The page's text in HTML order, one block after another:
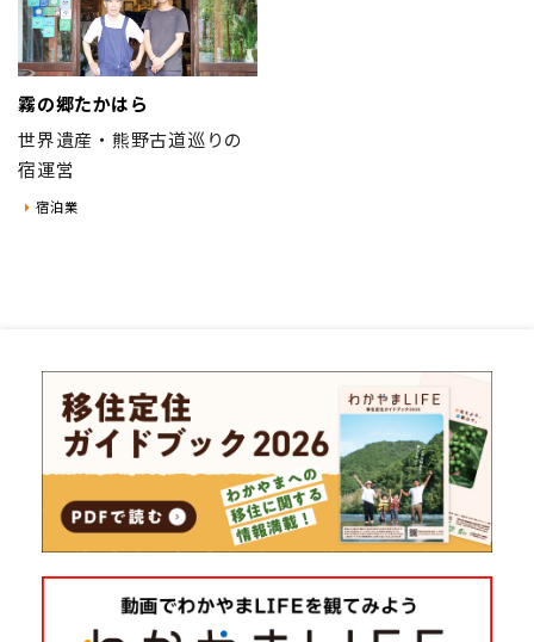
霧の郷たかはら
世界遺産・熊野古道巡りの
宿運営
宿泊業